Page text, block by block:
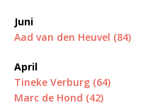
Juni
Aad van den Heuvel (84)
April
Tineke Verburg (64)
Marc de Hond (42)